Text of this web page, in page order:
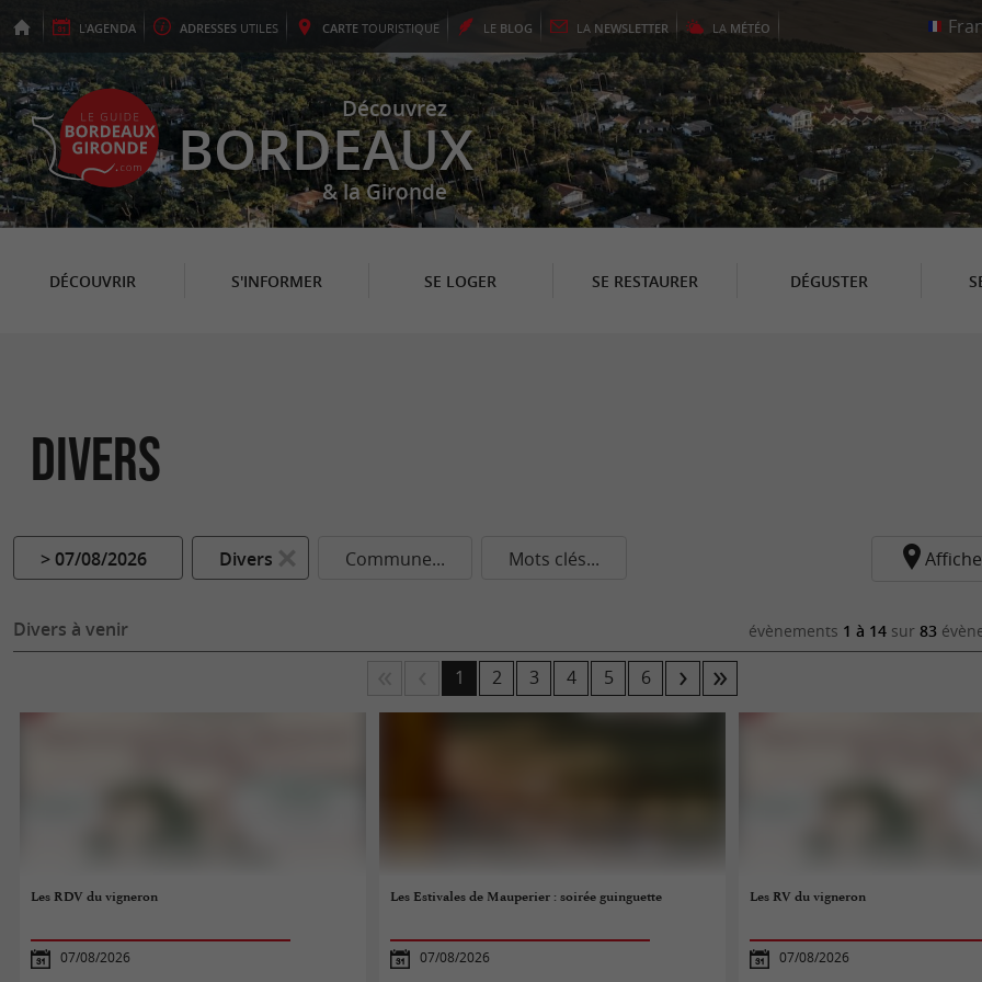
L'AGENDA ADRESSES UTILES CARTE TOURISTIQUE LE BLOG LA NEWSLETTER LA MÉTÉO
Découvrez
BORDEAUX
& la Gironde
DÉCOUVRIR S'INFORMER SE LOGER SE RESTAURER DÉGUSTER
Divers
> 07/08/2026 Divers Commune... Mots clés...
Divers à venir évènements 1 à 14 sur 83
1 2 3 4 5 6
Les RDV du vigneron
07/08/2026
Les Estivales de Mauperier : soirée guinguette
07/08/2026
Les RV du vigneron
07/08/2026